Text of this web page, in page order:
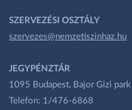
SZERVEZÉSI OSZTÁLY
szervezes@nemzetiszinhaz.hu
JEGYPÉNZTÁR
1095 Budapest, Bajor Gizi
Telefon: 1/476-6868